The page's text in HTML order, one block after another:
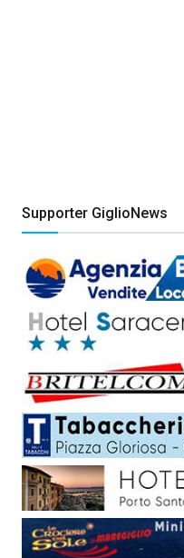
Supporter GiglioNews